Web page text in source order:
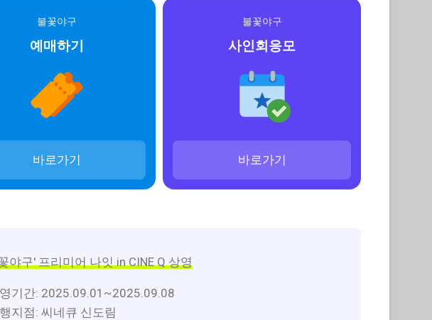
불꽃야구
예매하기
바로가기
불꽃야구
사인회응모
바로가기
야구' 프리미어 나잇 in CINE Q 상영
기간: 2025.09.01~2025.09.08
지점: 씨네큐 신도림